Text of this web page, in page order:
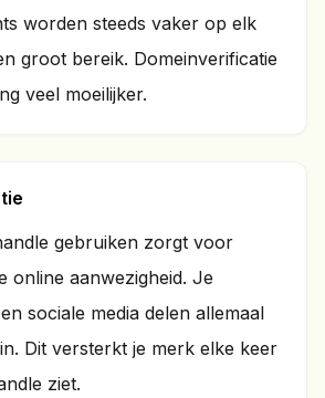
worden steeds vaker op elk
groot bereik. Domeinverificatie
veel moeilijker.
gebruiken zorgt voor
online aanwezigheid. Je
sociale media delen allemaal
Dit versterkt je merk elke keer
ziet.